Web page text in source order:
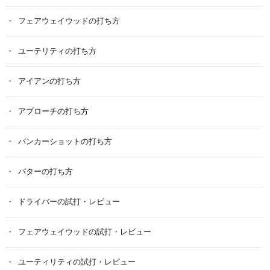
フェアウェイウッドの打ち方
ユーテリティの打ち方
アイアンの打ち方
アプローチの打ち方
バンカーショットの打ち方
パターの打ち方
ドライバーの試打・レビュー
フェアウェイウッドの試打・レビュー
ユーティリティの試打・レビュー